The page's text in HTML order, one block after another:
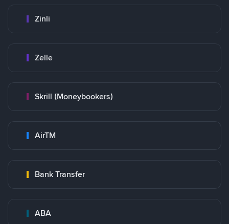
Zinli
Zelle
Skrill (Moneybookers)
AirTM
Bank Transfer
ABA